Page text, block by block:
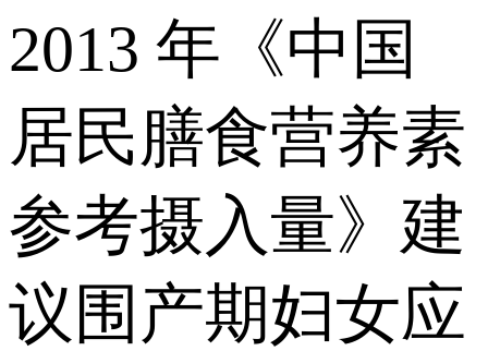
2013 年《中国
居民膳食营养素
参考摄入量》建
议围产期妇女应